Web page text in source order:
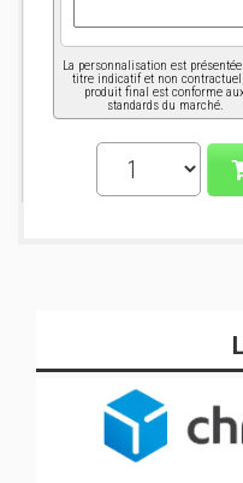
La personnalisation est
titre indicatif et non
produit final est conforme
standards du marché.